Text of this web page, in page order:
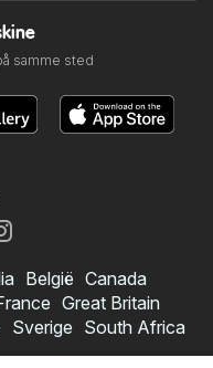
samme sted
België Canada
Great Britain
Sverige South Africa